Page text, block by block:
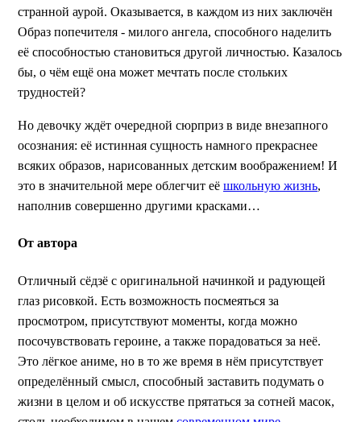
странной аурой. Оказывается, в каждом из них заключён
Образ попечителя - милого ангела, способного наделить
её способностью становиться другой личностью. Казалось
бы, о чём ещё она может мечтать после стольких
трудностей?
Но девочку ждёт очередной сюрприз в виде внезапного
осознания: её истинная сущность намного прекраснее
всяких образов, нарисованных детским воображением! И
это в значительной мере облегчит её школьную жизнь,
наполнив совершенно другими красками…
От автора
Отличный сёдзё с оригинальной начинкой и радующей
глаз рисовкой. Есть возможность посмеяться за
просмотром, присутствуют моменты, когда можно
посочувствовать героине, а также порадоваться за неё.
Это лёгкое аниме, но в то же время в нём присутствует
определённый смысл, способный заставить подумать о
жизни в целом и об искусстве прятаться за сотней масок,